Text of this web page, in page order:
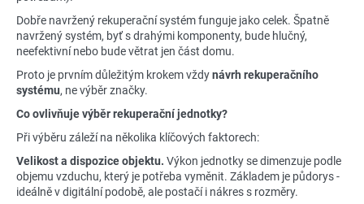
Dobře navržený rekuperační systém funguje jako celek. Špatně
navržený systém, byť s drahými komponenty, bude hlučný,
neefektivní nebo bude větrat jen část domu.
Proto je prvním důležitým krokem vždynávrh rekuperačního
systému, ne výběr značky.
Co ovlivňuje výběr rekuperační jednotky?
Při výběru záleží na několika klíčových faktorech:
Velikost a dispozice objektu. Výkon jednotky se dimenzuje podle
objemu vzduchu, který je potřeba vyměnit. Základem je půdorys -
ideálně v digitální podobě, ale postačí i nákres s rozměry.
í
t
?
HLEDAT